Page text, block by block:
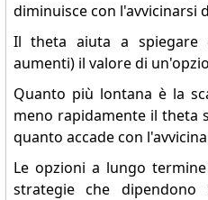
diminuisce con l'avvicinarsi
Il theta aiuta a spiegare
aumenti) il valore di
Quanto più lontana è la
meno rapidamente il theta
quanto accade con
Le opzioni a lungo
strategie che